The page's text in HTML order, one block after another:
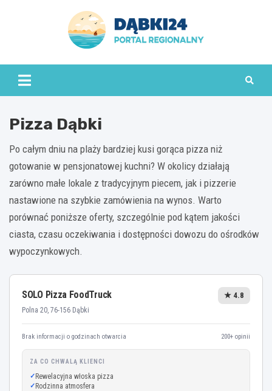
dabki24.pl
Pizza Dąbki
Po całym dniu na plaży bardziej kusi gorąca pizza niż
gotowanie w pensjonatowej kuchni? W okolicy działają
zarówno małe lokale z tradycyjnym piecem, jak i pizzerie
nastawione na szybkie zamówienia na wynos. Warto
porównać poniższe oferty, szczególnie pod kątem jakości
ciasta, czasu oczekiwania i dostępności dowozu do ośrodków
wypoczynkowych.
SOLO Pizza FoodTruck
Polna 20, 76-156 Dąbki
★ 4.8
Brak informacji o godzinach otwarcia 200+ opinii
ZA CO CHWALĄ KLIENCI
Rewelacyjna włoska pizza
Rodzinna atmosfera